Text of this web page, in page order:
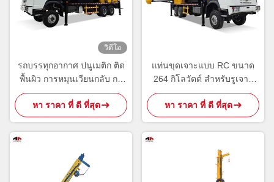
วิดีโอ
รถบรรทุกอากาศ ปนูเมติก ติด
พื้นผิว การหมุนเวียนกลับ กา
รสํารวจแร่ธาตุ ระดับการ
ควบคุม
หา ราคา ที่ ดี ที่สุด
แท่นขุดเจาะแบบ RC ขนาด
264 กิโลวัตต์ สำหรับรูเจาะ
ขนาด 115-152 มม.
หา ราคา ที่ ดี ที่สุด